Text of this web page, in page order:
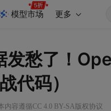
模型市场 更多
发愁了！
代码）
内容遵循CC 4.0 BY-SA版权协议